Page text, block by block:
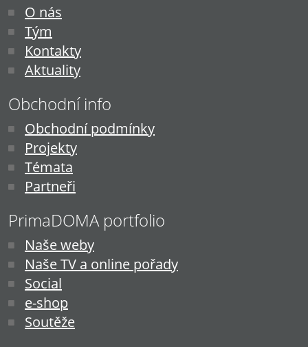
O nás
Tým
Kontakty
Aktuality
Obchodní info
Obchodní podmínky
Projekty
Témata
Partneři
PrimaDOMA portfolio
Naše weby
Naše TV a online pořady
Social
e-shop
Soutěže